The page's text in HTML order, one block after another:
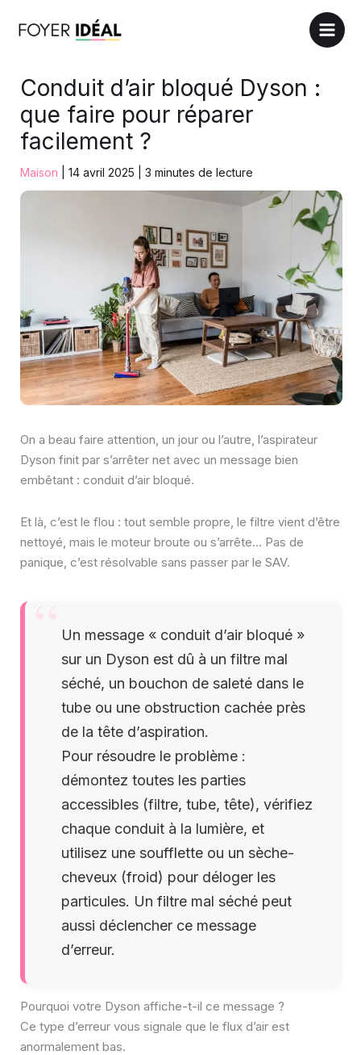
Conduit d’air bloqué Dyson :
que faire pour réparer
facilement ?
Maison |14 avril 2025 |3 minutes de lecture
On a beau faire attention, un jour ou l’autre, l’aspirateur
Dyson finit par s’arrêter net avec un message bien
embêtant : conduit d’air bloqué.
Et là, c’est le flou : tout semble propre, le filtre vient d’être
nettoyé, mais le moteur broute ou s’arrête… Pas de
panique, c’est résolvable sans passer par le SAV.
Un message « conduit d’air bloqué »
sur un Dyson est dû à un filtre mal
séché, un bouchon de saleté dans le
tube ou une obstruction cachée près
de la tête d’aspiration.
Pour résoudre le problème :
démontez toutes les parties
accessibles (filtre, tube, tête), vérifiez
chaque conduit à la lumière, et
utilisez une soufflette ou un sèche-
cheveux (froid) pour déloger les
particules. Un filtre mal séché peut
aussi déclencher ce message
d’erreur.
Pourquoi votre Dyson affiche-t-il ce message ?
Ce type d’erreur vous signale que le flux d’air est
anormalement bas.